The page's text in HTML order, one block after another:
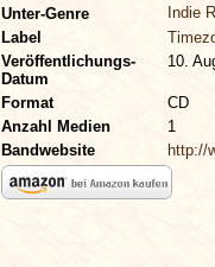
Unter-Genre
Indie
Label
Veröffentlichungs-
Datum
10.
Format
CD
Anzahl Medien
1
Bandwebsite
http://